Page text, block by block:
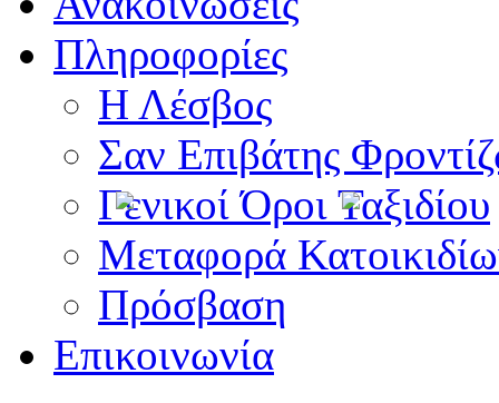
Πληροφορίες
Η Λέσβος
Σαν Επιβάτης
Γενικοί Όροι Ταξιδίου
Μεταφορά
Πρόσβαση
Επικοινωνία